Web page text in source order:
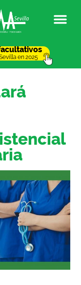
en 2025